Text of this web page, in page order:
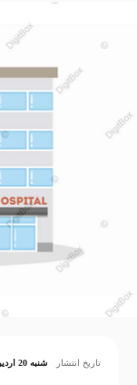
تاریخ انتشار شنبه 20 اردیبهشت 1404